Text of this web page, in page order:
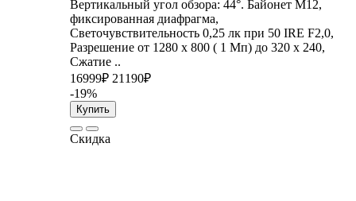
Вертикальный угол обзора: 44°. Байонет М12,
фиксированная диафрагма,
Светочувствительность 0,25 лк при 50 IRE F2,0,
Разрешение от 1280 x 800 ( 1 Мп) до 320 x 240,
Сжатие ..
16999₽ 21190₽
-19%
Купить
Скидка